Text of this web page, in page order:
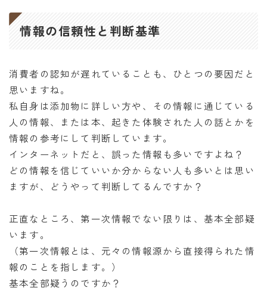
情報の信頼性と判断基準
消費者の認知が遅れていることも、ひとつの要因だと
思いますね。
私自身は添加物に詳しい方や、その情報に通じている
人の情報、または本、起きた体験された人の話とかを
情報の参考にして判断しています。
インターネットだと、誤った情報も多いですよね？
どの情報を信じていいか分からない人も多いとは思い
ますが、どうやって判断してるんですか？
正直なところ、第一次情報でない限りは、基本全部疑
います。
（第一次情報とは、元々の情報源から直接得られた情
報のことを指します。）
基本全部疑うのですか？